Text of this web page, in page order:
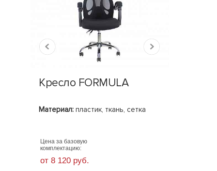
Кресло FORMULA
Материал: пластик, ткань, сетка
Цена за базовую
комплектацию:
от 8 120 руб.